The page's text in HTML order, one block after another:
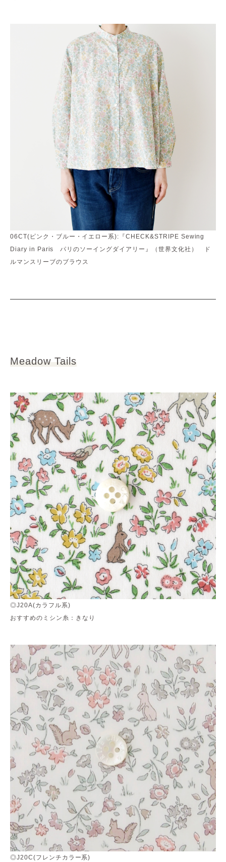
06CT(ピンク・ブルー・イエロー系):『CHECK&STRIPE Sewing
Diary in Paris パリのソーイングダイアリー』（世界文化社） ド
ルマンスリーブのブラウス
Meadow Tails
◎J20A(カラフル系)
おすすめのミシン糸：きなり
◎J20C(フレンチカラー系)